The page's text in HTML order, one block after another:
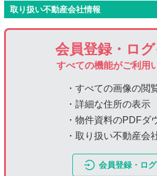
取り扱い不動産会社情報
会員登録・ロ
すべての機能がご利用
・すべての画像の閲
・詳細な住所の表示
・物件資料のPDFダ
・取り扱い不動産会
会員登録・ロ